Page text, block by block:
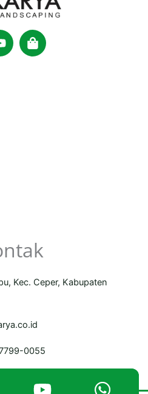
Shopping-
bag
Kec. Ceper, Kabupaten
0055